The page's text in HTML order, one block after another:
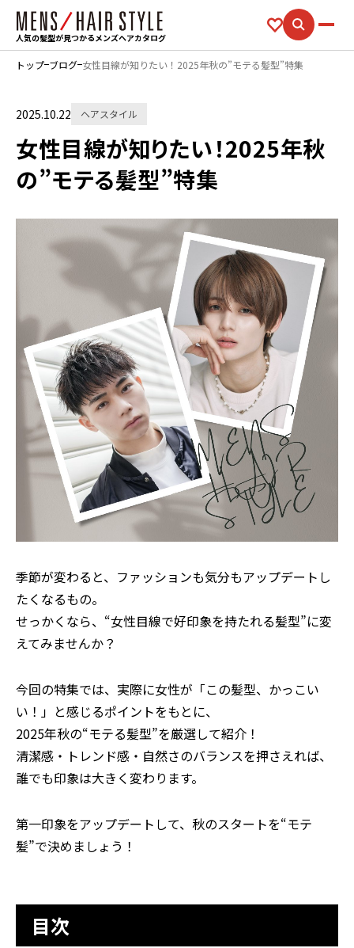
人気の髪型が見つかるメンズヘアカタログ
トップ ブログ 女性目線が知りたい！2025年秋の”モテる髪型”特集
2025.10.22 ヘアスタイル
女性目線が知りたい！2025年秋
の”モテる髪型”特集
季節が変わると、ファッションも気分もアップデートし
たくなるもの。
せっかくなら、“女性目線で好印象を持たれる髪型”に変
えてみませんか？
今回の特集では、実際に女性が「この髪型、かっこい
い！」と感じるポイントをもとに、
2025年秋の“モテる髪型”を厳選して紹介！
清潔感・トレンド感・自然さのバランスを押さえれば、
誰でも印象は大きく変わります。
第一印象をアップデートして、秋のスタートを“モテ
髪”で決めましょう！
目次